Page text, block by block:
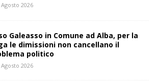
Agosto 2026
Galeasso in Comune ad Alba, per la
le dimissioni non cancellano il
politico
Agosto 2026